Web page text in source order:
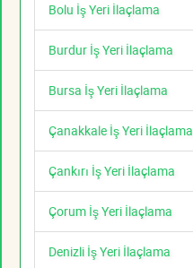
Bolu İş Yeri İlaçlama
Burdur İş Yeri İlaçlama
Bursa İş Yeri İlaçlama
Çanakkale İş Yeri İlaçlama
Çankırı İş Yeri İlaçlama
Çorum İş Yeri İlaçlama
Denizli İş Yeri İlaçlama